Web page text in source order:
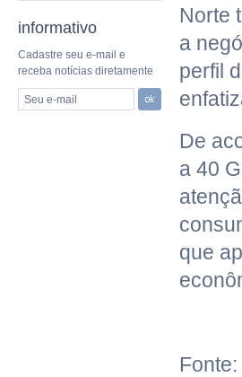
informativo
Cadastre seu e-mail e
receba notícias diretamente
Seu e-mail
Norte
a
perfil
De
a 40
que